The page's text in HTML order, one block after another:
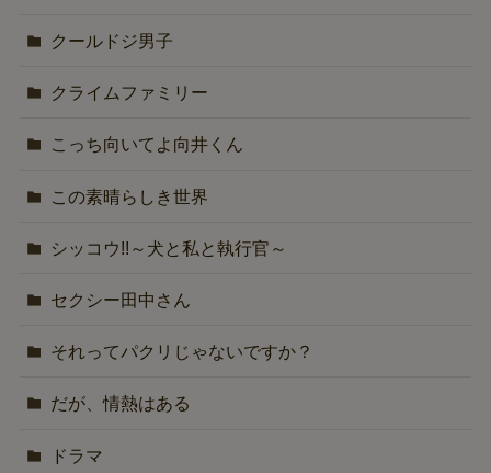
クールドジ男子
クライムファミリー
こっち向いてよ向井くん
この素晴らしき世界
シッコウ!!～犬と私と執行官～
セクシー田中さん
それってパクリじゃないですか？
だが、情熱はある
ドラマ